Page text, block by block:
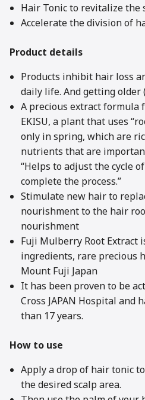
Hair Tonic to revitalize the
Accelerate the division of
Product details
Products inhibit hair loss
daily life. And getting older
A precious extract formula
EKISU, a plant that uses
only in spring, which are
nutrients that are
“Helps to adjust the cycle
complete the process.”
Stimulate new hair to
nourishment to the hair
nourishment
Fuji Mulberry Root Extract
ingredients, rare precious
Mount Fuji Japan
It has been proven to be
Cross JAPAN Hospital and
than 17 years.
How to use
Apply a drop of hair tonic
the desired scalp area.